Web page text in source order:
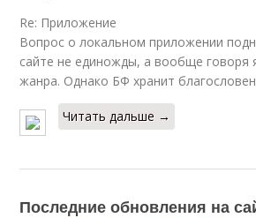
Re: Приложение
Вопрос о локальном приложении
сайте не единожды, а вообще говоря
жанра. Однако БФ хранит
Читать дальше →
Последние обновления на